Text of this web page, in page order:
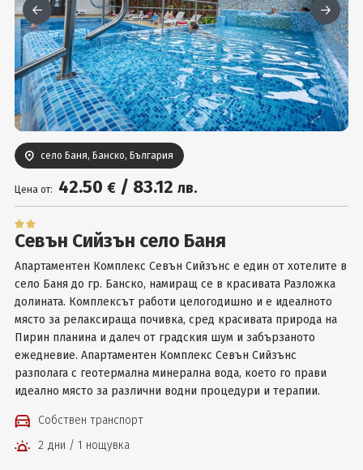
Гърция
Услуги
Вход
село Баня, Банско, България
Цена от: 42.50 € / 83.12 лв.
Севън Сийзън село Баня
Апартаментен Комплекс Севън Сийзънс е един от хотелите в
село Баня до гр. Банско, намиращ се в красивата Разложка
долината. Комплексът работи целогодишно и е идеалното
място за релаксираща почивка, сред красивата природа на
Пирин планина и далеч от градския шум и забързаното
ежедневие. Апартаментен Комплекс Севън Сийзънс
разполага с геотермална минерална вода, което го прави
идеално място за различни водни процедури и терапии.
Собствен транспорт
2 дни / 1 нощувка